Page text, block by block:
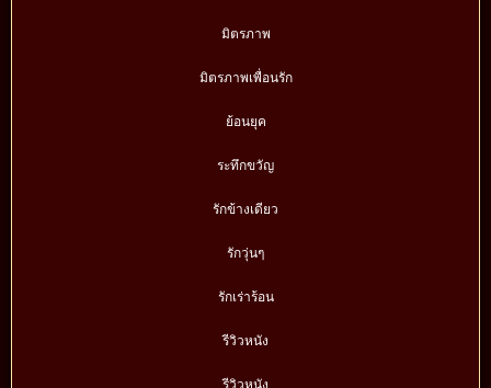
มิตรภาพ
มิตรภาพเพื่อนรัก
ย้อนยุค
ระทึกขวัญ
รักข้างเดียว
รักวุ่นๆ
รักเร่าร้อน
รีวิวหนัง
รีวิวหนัง